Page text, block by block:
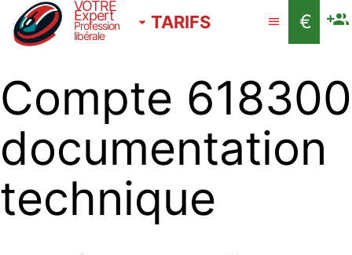
VOTRE
Expert
Profession
libérale
TARIFS €
Compte 618300
documentation
technique